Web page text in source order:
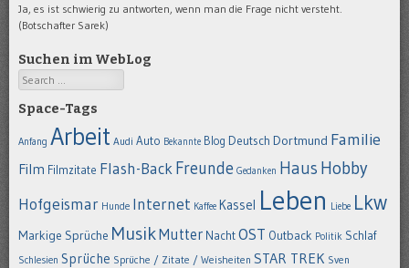
Ja, es ist schwierig zu antworten, wenn man die Frage nicht versteht.
(Botschafter Sarek)
Suchen im WebLog
Search
Space-Tags
Anfang Arbeit Audi Auto Bekannte Blog Deutsch Dortmund Familie
Film Filmzitate Flash-BackFreunde Gedanken Haus Hobby
Hofgeismar Hunde Internet Kaffee Kassel Leben Liebe Lkw
Markige Sprüche MusikMutter NachtOST Outback Politik Schlaf
Schlesien Sprüche Sprüche / Zitate / Weisheiten STAR TREK Sven